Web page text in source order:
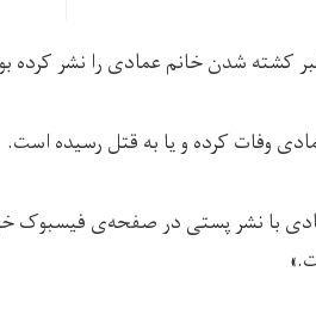
کشته شدن خانم عمادی را نشر کرده
وفات کرده و یا به قتل رسیده است.
با نشر پستی در صفحه‌ی فیسبوک